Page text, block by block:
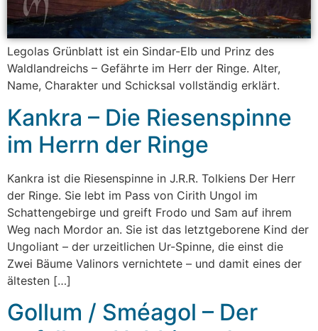
Legolas Grünblatt ist ein Sindar-Elb und Prinz des
Waldlandreichs – Gefährte im Herr der Ringe. Alter,
Name, Charakter und Schicksal vollständig erklärt.
Kankra – Die Riesenspinne
im Herrn der Ringe
Kankra ist die Riesenspinne in J.R.R. Tolkiens Der Herr
der Ringe. Sie lebt im Pass von Cirith Ungol im
Schattengebirge und greift Frodo und Sam auf ihrem
Weg nach Mordor an. Sie ist das letztgeborene Kind der
Ungoliant – der urzeitlichen Ur-Spinne, die einst die
Zwei Bäume Valinors vernichtete – und damit eines der
ältesten […]
Gollum / Sméagol – Der